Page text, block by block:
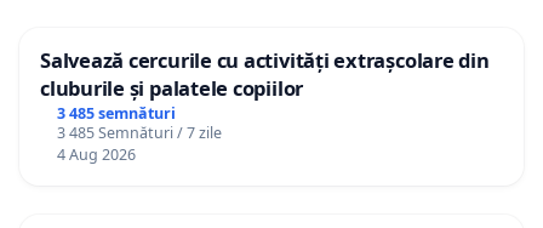
Salvează cercurile cu activități extrașcolare din
cluburile și palatele copiilor
3 485 semnături
3 485 Semnături / 7 zile
4 Aug 2026